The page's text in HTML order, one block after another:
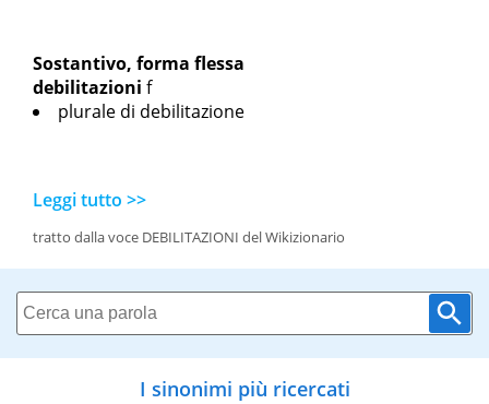
Sostantivo, forma flessa
debilitazioni f
plurale di debilitazione
Leggi tutto >>
tratto dalla voce DEBILITAZIONI del Wikizionario
I sinonimi più ricercati